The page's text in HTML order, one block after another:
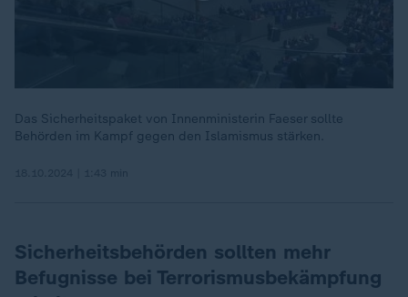
Das Sicherheitspaket von Innenministerin Faeser sollte
Behörden im Kampf gegen den Islamismus stärken.
Sicherheitsbehörden sollten mehr
Befugnisse bei Terrorismusbekämpfung